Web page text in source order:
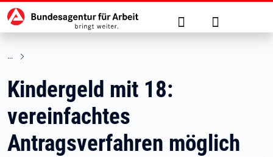
zu den Hauptinhalten springen
Hauptnavigation Suche Anmelden
Kindergeld mit 18:
vereinfachtes
Antragsverfahren möglich